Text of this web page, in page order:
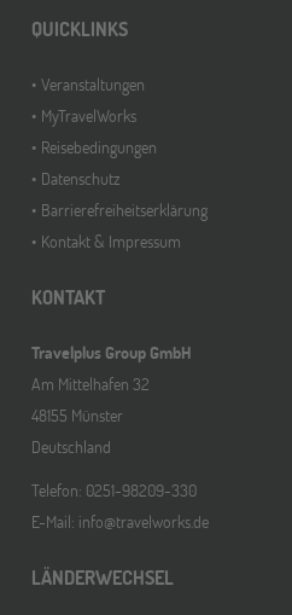
QUICKLINKS
Veranstaltungen
MyTravelWorks
Reisebedingungen
Datenschutz
Barrierefreiheitserklärung
Kontakt & Impressum
KONTAKT
Travelplus Group GmbH
Am Mittelhafen 32
48155 Münster
Deutschland
Telefon: 0251-98209-330
E-Mail: info@travelworks.de
LÄNDERWECHSEL